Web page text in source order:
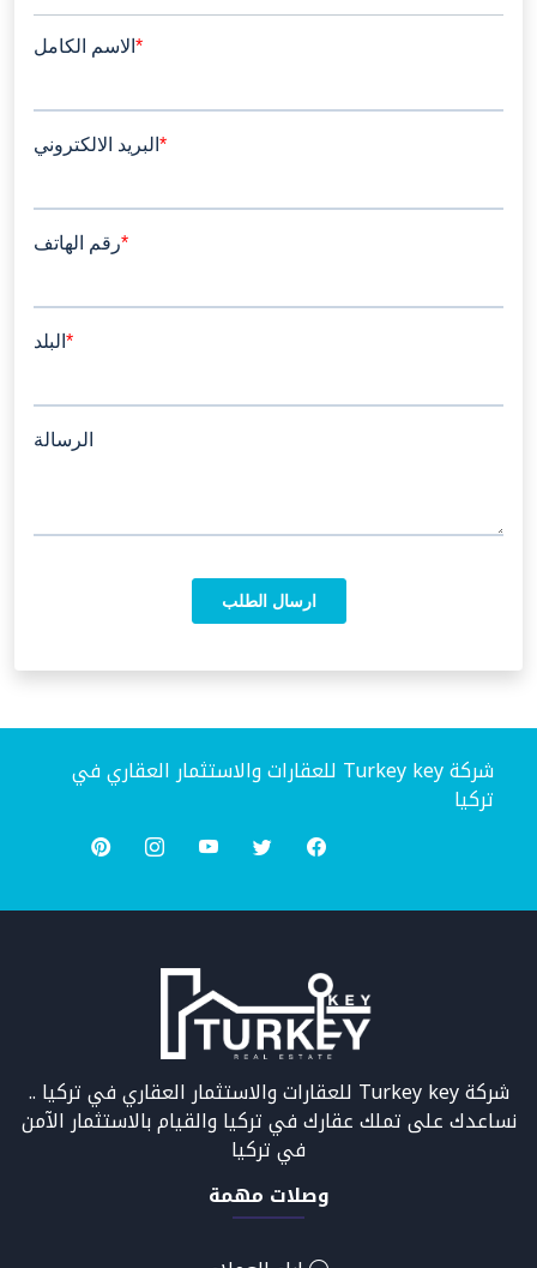
شركة Turkey key للعقارات والاستثمار العقاري في
تركيا
شركة Turkey key للعقارات والاستثمار العقاري في تركيا ..
نساعدك على تملك عقارك في تركيا والقيام بالاستثمار الآمن
في تركيا
وصلات مهمة